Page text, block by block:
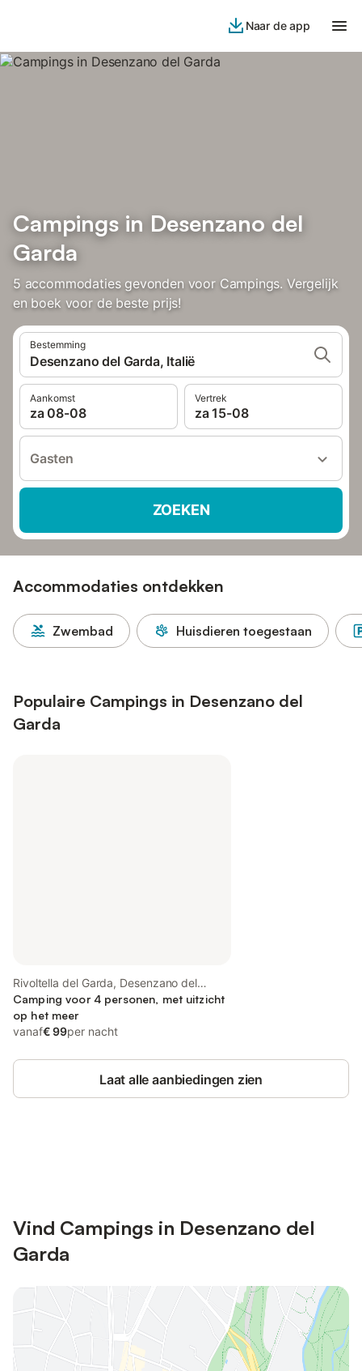
Naar de app
Campings in Desenzano del
Garda
5 accommodaties gevonden voor Campings. Vergelijk
en boek voor de beste prijs!
Bestemming
Desenzano del Garda, Italië
Aankomst
za 08-08
Vertrek
za 15-08
Gasten
ZOEKEN
Accommodaties ontdekken
Zwembad Huisdieren toegestaan
Populaire Campings in Desenzano del
Garda
Rivoltella del Garda, Desenzano del
Garda
Camping voor 4 personen, met uitzicht
op het meer
vanaf€ 99per nacht
Laat alle aanbiedingen zien
Vind Campings in Desenzano del
Garda